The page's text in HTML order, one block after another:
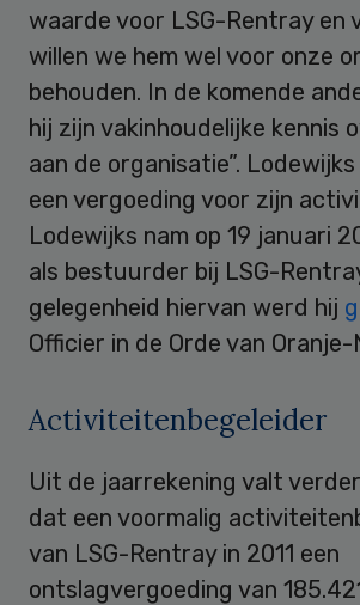
waarde voor LSG-Rentray en
willen we hem wel voor onze
behouden. In de komende
hij zijn vakinhoudelijke kennis
aan de organisatie”.
een vergoeding voor zijn
Lodewijks nam op 19 januari
als bestuurder bij LSG-
gelegenheid hiervan werd hij
Officier in de Orde van Oranje-
Activiteitenbegeleider
Uit de jaarrekening valt
dat een voormalig
van LSG-Rentray in 2011 een
ontslagvergoeding van